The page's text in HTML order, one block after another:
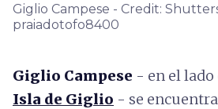
Giglio Campese - Credit:
praiadotofo8400
Giglio Campese - en el
Isla de Giglio - se